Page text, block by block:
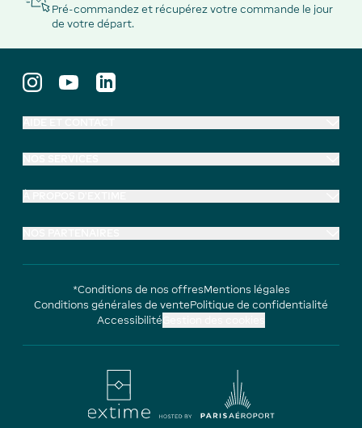
Pré-commandez et récupérez votre commande le jour
de votre départ.
*Conditions de nos offresMentions légales
Conditions générales de ventePolitique de confidentialité
Accessibilité